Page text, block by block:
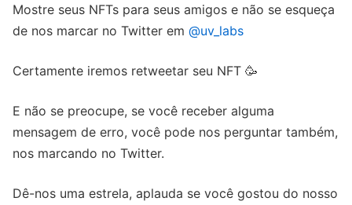
Mostre seus NFTs para seus amigos e não se esqueça
de nos marcar no Twitter em @uv_labs
Certamente iremos retweetar seu NFT 🥳
E não se preocupe, se você receber alguma
mensagem de erro, você pode nos perguntar também,
nos marcando no Twitter.
Dê-nos uma estrela, aplauda se você gostou do nosso